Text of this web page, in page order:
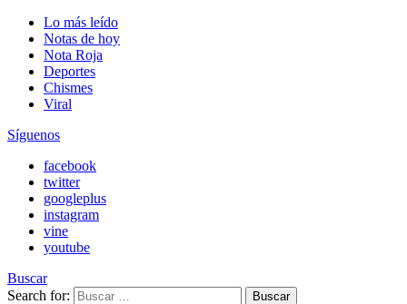
Lo más leído
Notas de hoy
Nota Roja
Deportes
Chismes
Viral
Síguenos
facebook
twitter
googleplus
instagram
vine
youtube
Buscar
Search for:
Buscar